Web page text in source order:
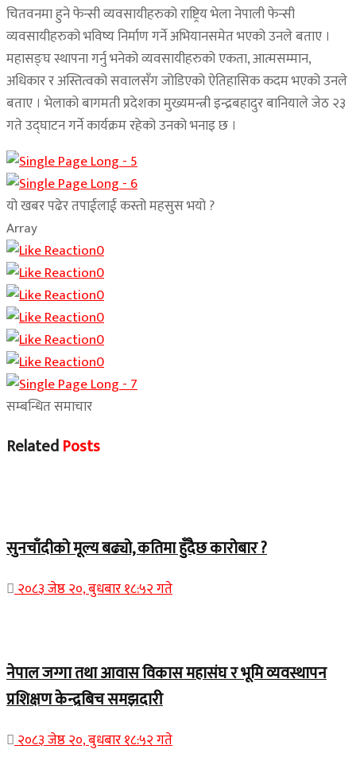
चितवनमा हुने फेन्सी व्यवसायीहरुको राष्ट्रिय भेला नेपाली फेन्सी
व्यवसायीहरुको भविष्य निर्माण गर्ने अभियानसमेत भएको उनले बताए ।
महासङ्घ स्थापना गर्नु भनेको व्यवसायीहरुको एकता, आत्मसम्मान,
अधिकार र अस्तित्वको सवालसँग जोडिएको ऐतिहासिक कदम भएको उनले
बताए । भेलाको बागमती प्रदेशका मुख्यमन्त्री इन्द्रबहादुर बानियाले जेठ २३
गते उद्घाटन गर्ने कार्यक्रम रहेको उनको भनाइ छ ।
यो खबर पढेर तपाईलाई कस्तो महसुस भयो ?
Array
0
0
0
0
0
0
सम्बन्धित समाचार
RelatedPosts
सुनचाँदीको मूल्य बढ्यो, कतिमा हुँदैछ कारोबार ?
२०८३ जेष्ठ २०, बुधबार १८:५२ गते
नेपाल जग्गा तथा आवास विकास महासंघ र भूमि व्यवस्थापन
प्रशिक्षण केन्द्रबिच समझदारी
२०८३ जेष्ठ २०, बुधबार १८:५२ गते